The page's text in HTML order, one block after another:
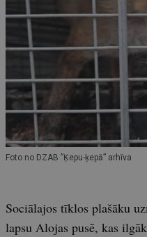
Foto no DZAB ”Ķepu-ķepā” arhīva
Sociālajos tīklos plašāku
lapsu Alojas pusē, kas